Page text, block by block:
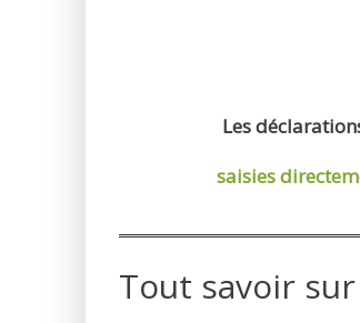
Les
saisies
Tout savoir